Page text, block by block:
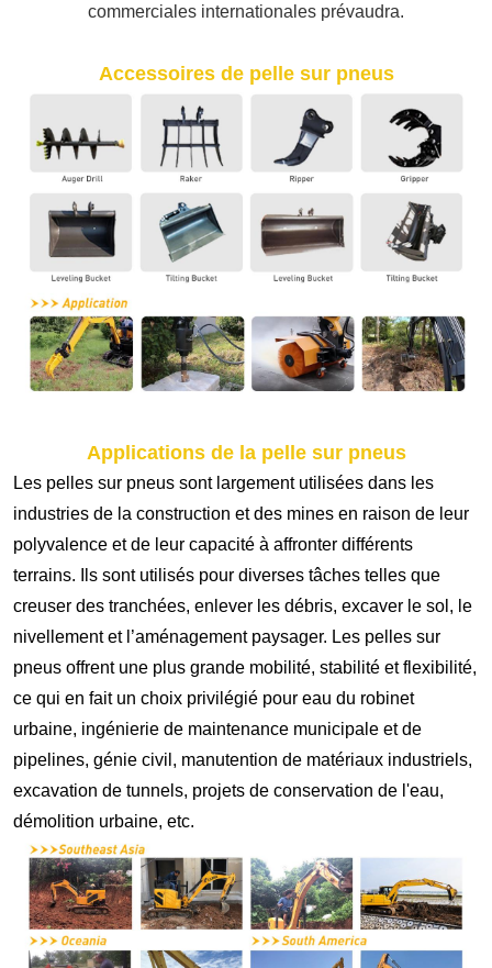
commerciales internationales prévaudra.
Accessoires de pelle sur pneus
Applications de la pelle sur pneus
Les pelles sur pneus sont largement utilisées dans les
industries de la construction et des mines en raison de leur
polyvalence et de leur capacité à affronter différents
terrains. Ils sont utilisés pour diverses tâches telles que
creuser des tranchées, enlever les débris, excaver le sol, le
nivellement et l’aménagement paysager. Les pelles sur
pneus offrent une plus grande mobilité, stabilité et flexibilité,
ce qui en fait un choix privilégié pour eau du robinet
urbaine, ingénierie de maintenance municipale et de
pipelines, génie civil, manutention de matériaux industriels,
excavation de tunnels, projets de conservation de l'eau,
démolition urbaine, etc.